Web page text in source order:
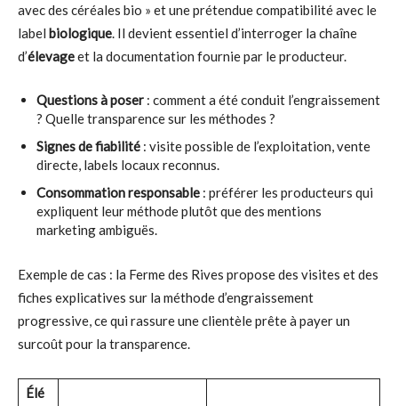
avec des céréales bio » et une prétendue compatibilité avec le
label biologique. Il devient essentiel d’interroger la chaîne
d’élevageet la documentation fournie par le producteur.
Questions à poser : comment a été conduit l’engraissement
? Quelle transparence sur les méthodes ?
Signes de fiabilité : visite possible de l’exploitation, vente
directe, labels locaux reconnus.
Consommation responsable : préférer les producteurs qui
expliquent leur méthode plutôt que des mentions
marketing ambiguës.
Exemple de cas : la Ferme des Rives propose des visites et des
fiches explicatives sur la méthode d’engraissement
progressive, ce qui rassure une clientèle prête à payer un
surcoût pour la transparence.
Élé